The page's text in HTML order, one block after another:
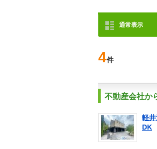
通常表示
4件
不動産会社か
軽
DK